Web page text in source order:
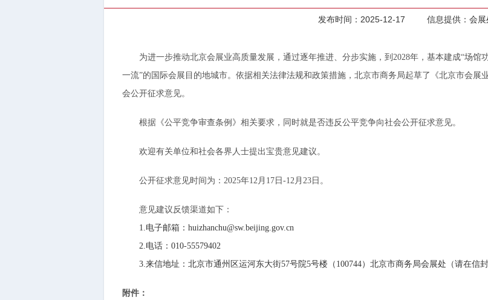
发布时间：2025-12-17 信息提供：会展
为进一步推动北京会展业高质量发展，通过逐年推进、分步实施，到2028年，基本建成“场馆
一流”的国际会展目的地城市。依据相关法律法规和政策措施，北京市商务局起草了《北京市会展
会公开征求意见。
根据《公平竞争审查条例》相关要求，同时就是否违反公平竞争向社会公开征求意见。
欢迎有关单位和社会各界人士提出宝贵意见建议。
公开征求意见时间为：2025年12月17日-12月23日。
意见建议反馈渠道如下：
1.电子邮箱：huizhanchu@sw.beijing.gov.cn
2.电话：010-55579402
3.来信地址：北京市通州区运河东大街57号院5号楼（100744）北京市商务局会展处（请在信封
附件：